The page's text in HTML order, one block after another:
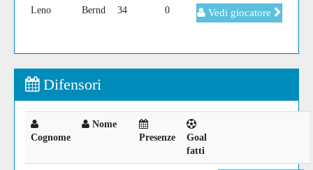
Leno Bernd 34 0 Vedi giocatore
Difensori
Cognome
Nome
Presenze
Goal
fatti